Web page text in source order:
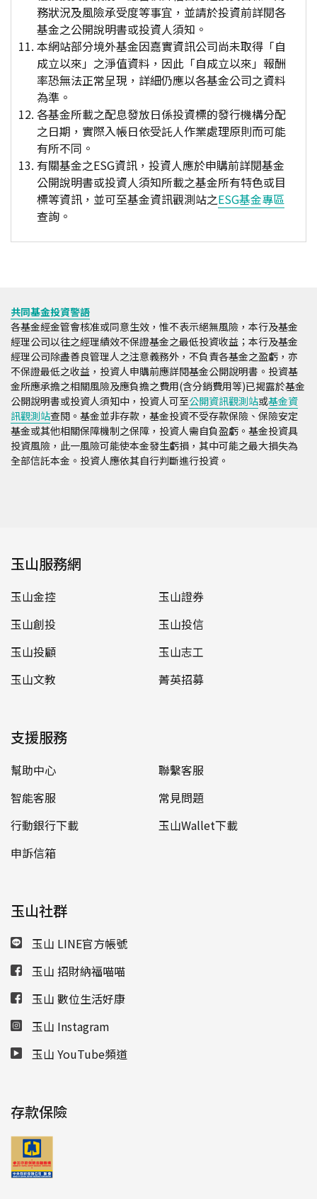
務狀況及風險承受度等事宜，並請於投資前詳閱各
基金之公開說明書或投資人須知。
本網站部分境外基金因嘉實資訊公司尚未取得「自
成立以來」之淨值資料，因此「自成立以來」報酬
率恐無法正常呈現，詳細仍應以各基金公司之資料
為準。
各基金所載之配息發放日係投資標的發行機構分配
之日期，實際入帳日依受託人作業處理原則而可能
有所不同。
有關基金之ESG資訊，投資人應於申購前詳閱基金
公開說明書或投資人須知所載之基金所有特色或目
標等資訊，並可至基金資訊觀測站之ESG基金專區
查詢。
共同基金投資警語
各基金經金管會核准或同意生效，惟不表示絕無風險，本行及基金
經理公司以往之經理績效不保證基金之最低投資收益；本行及基金
經理公司除盡善良管理人之注意義務外，不負責各基金之盈虧，亦
不保證最低之收益，投資人申購前應詳閱基金公開說明書。投資基
金所應承擔之相關風險及應負擔之費用(含分銷費用等)已揭露於基金
公開說明書或投資人須知中，投資人可至公開資訊觀測站或基金資
訊觀測站查閱。基金並非存款，基金投資不受存款保險、保險安定
基金或其他相關保障機制之保障，投資人需自負盈虧。基金投資具
投資風險，此一風險可能使本金發生虧損，其中可能之最大損失為
全部信託本金。投資人應依其自行判斷進行投資。
玉山服務網
玉山金控
玉山證券
玉山創投
玉山投信
玉山投顧
玉山志工
玉山文教
菁英招募
支援服務
幫助中心
聯繫客服
智能客服
常見問題
行動銀行下載
玉山Wallet下載
申訴信箱
玉山社群
玉山 LINE官方帳號
玉山 招財納福喵喵
玉山 數位生活好康
玉山 Instagram
玉山 YouTube頻道
存款保險